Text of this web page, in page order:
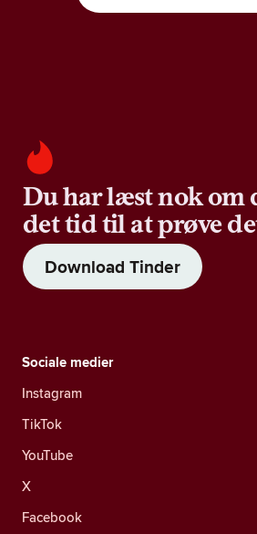
Du har læst nok om
det tid til at prøve
Download Tinder
Sociale medier
Instagram
TikTok
YouTube
X
Facebook